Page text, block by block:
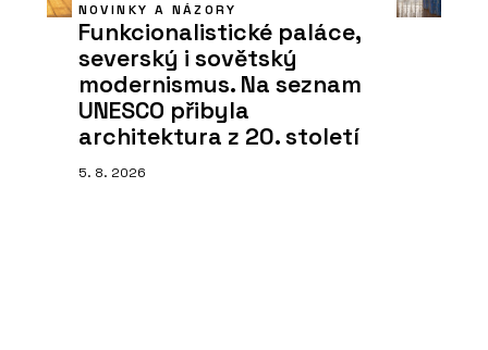
NOVINKY A NÁZORY
Funkcionalistické paláce,
severský i sovětský
modernismus. Na seznam
UNESCO přibyla
architektura z 20. století
5. 8. 2026